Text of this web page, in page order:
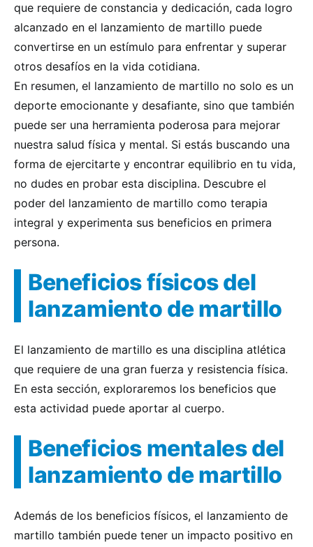
que requiere de constancia y dedicación, cada logro
alcanzado en el lanzamiento de martillo puede
convertirse en un estímulo para enfrentar y superar
otros desafíos en la vida cotidiana.
En resumen, el lanzamiento de martillo no solo es un
deporte emocionante y desafiante, sino que también
puede ser una herramienta poderosa para mejorar
nuestra salud física y mental. Si estás buscando una
forma de ejercitarte y encontrar equilibrio en tu vida,
no dudes en probar esta disciplina. Descubre el
poder del lanzamiento de martillo como terapia
integral y experimenta sus beneficios en primera
persona.
Beneficios físicos del
lanzamiento de martillo
El lanzamiento de martillo es una disciplina atlética
que requiere de una gran fuerza y resistencia física.
En esta sección, exploraremos los beneficios que
esta actividad puede aportar al cuerpo.
Beneficios mentales del
lanzamiento de martillo
Además de los beneficios físicos, el lanzamiento de
martillo también puede tener un impacto positivo en